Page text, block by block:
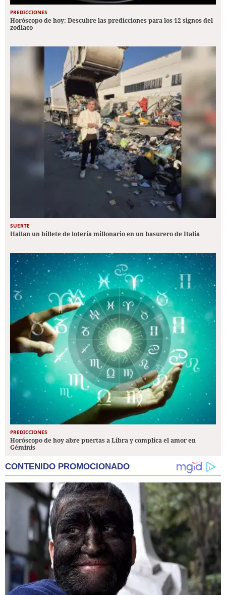
PREDICCIONES
Horóscopo de hoy: Descubre las predicciones para los 12 signos del
zodiaco
SUERTE
Hallan un billete de lotería millonario en un basurero de Italia
PREDICCIONES
Horóscopo de hoy abre puertas a Libra y complica el amor en
Géminis
CONTENIDO PROMOCIONADO